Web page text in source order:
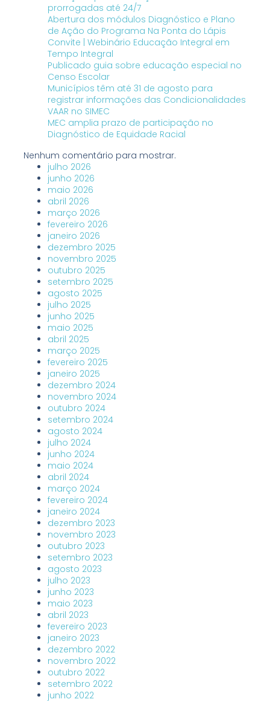
prorrogadas até 24/7
Abertura dos módulos Diagnóstico e Plano
de Ação do Programa Na Ponta do Lápis
Convite | Webinário Educação Integral em
Tempo Integral
Publicado guia sobre educação especial no
Censo Escolar
Municípios têm até 31 de agosto para
registrar informações das Condicionalidades
VAAR no SIMEC
MEC amplia prazo de participação no
Diagnóstico de Equidade Racial
Nenhum comentário para mostrar.
julho 2026
junho 2026
maio 2026
abril 2026
março 2026
fevereiro 2026
janeiro 2026
dezembro 2025
novembro 2025
outubro 2025
setembro 2025
agosto 2025
julho 2025
junho 2025
maio 2025
abril 2025
março 2025
fevereiro 2025
janeiro 2025
dezembro 2024
novembro 2024
outubro 2024
setembro 2024
agosto 2024
julho 2024
junho 2024
maio 2024
abril 2024
março 2024
fevereiro 2024
janeiro 2024
dezembro 2023
novembro 2023
outubro 2023
setembro 2023
agosto 2023
julho 2023
junho 2023
maio 2023
abril 2023
fevereiro 2023
janeiro 2023
dezembro 2022
novembro 2022
outubro 2022
setembro 2022
junho 2022